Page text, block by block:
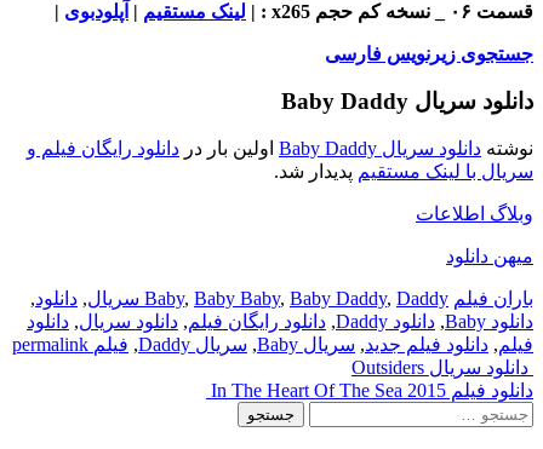
قسمت ۰۶ _ نسخه کم حجم x265 : | لینک مستقیم | آپلودبوی |
جستجوی زیرنویس فارسی
دانلود سریال Baby Daddy
نوشته دانلود سریال Baby Daddy اولین بار در دانلود رایگان فیلم و
سریال با لینک مستقیم پدیدار شد.
وبلاگ اطلاعات
میهن دانلود
باران فیلم Baby, Baby Baby, Baby Daddy, Daddy سریال , دانلود,
دانلود Baby
, دانلود Daddy , دانلود رایگان فیلم, دانلود سریال, دانلود
فیلم, دانلود فیلم جدید, سریال Baby , سریال Daddy , فیلم
Post
navigation
دانلود سریال Outsiders
دانلود فیلم In The Heart Of The Sea 2015
جستجو